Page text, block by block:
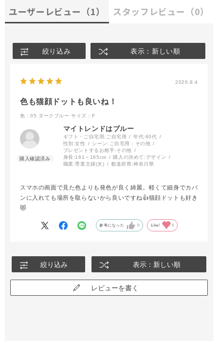
ユーザーレビュー （1） スタッフレビュー （0）
絞り込み 表示：新しい順
2026.8.4
色も猫顔ドットも良いね！
色：05.ダークブルー サイズ：F
マイトレンドはブルー
ギフト・ご自宅用: ご自宅用 年代:60代
性別:女性 シーン: ご自宅用：その他
プレゼントするお相手:その他
身長:161～165cm 購入の決めて: デザイン
職業:専業主婦(夫) 都道府県:神奈川県
スマホの画面で見た色よりも発色が良く綺麗。軽くて細身でカバ
ンに入れても場所を取らないから良いですね👍猫顔ドットも好き
😻
参考になった 0 Like! 0
絞り込み 表示：新しい順
レビューを書く